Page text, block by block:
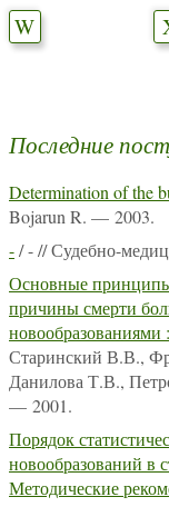
W
Последние
Determination of the
Bojarun R. — 2003.
-/ - // Судебно-
Основные
причины смерти
Старинский В.В.,
Данилова Т.В.,
— 2001.
Порядок
новообразований в
Методические